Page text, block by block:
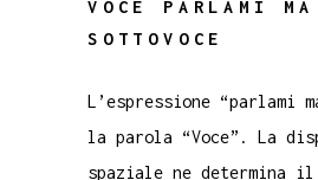
VOCE PARLAMI MA
SOTTOVOCE
L’espressione “parlami
la parola “Voce”. La
spaziale ne determina il